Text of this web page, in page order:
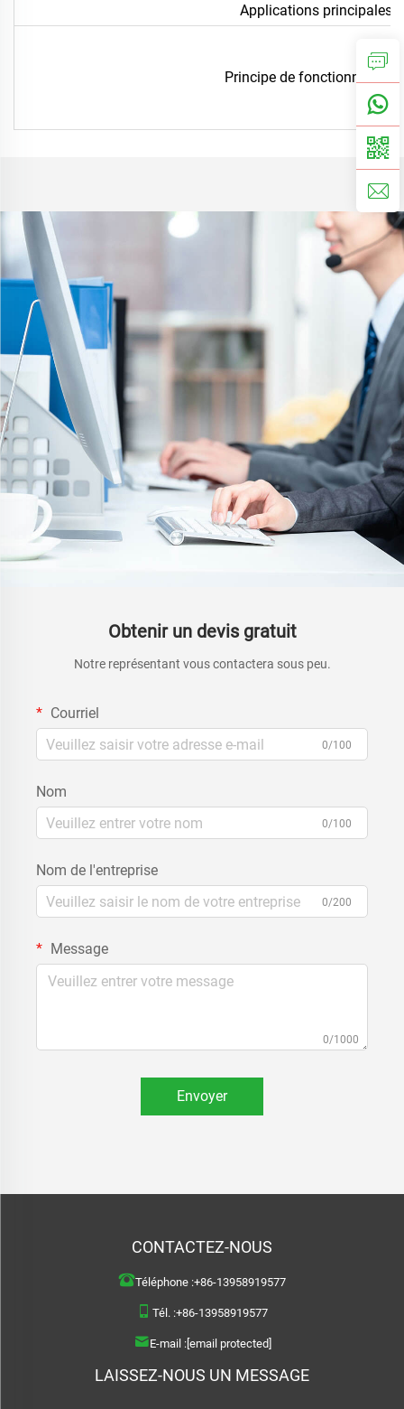
Applications principales
Principe de fonctionnement
Obtenir un devis gratuit
Notre représentant vous contactera sous peu.
Courriel
0/100
Nom
0/100
Nom de l'entreprise
0/200
Message
0/1000
Envoyer
CONTACTEZ-NOUS
Téléphone :+86-13958919577
Tél. :+86-13958919577
E-mail :[email protected]
LAISSEZ-NOUS UN MESSAGE